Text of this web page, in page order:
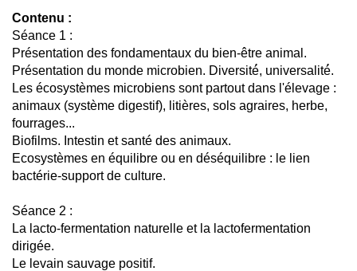
Contenu :
Séance 1 :
Présentation des fondamentaux du bien-être animal.
Présentation du monde microbien. Diversité́, universalité́.
Les écosystèmes microbiens sont partout dans l'élevage :
animaux (système digestif), litières, sols agraires, herbe,
fourrages...
Biofilms. Intestin et santé des animaux.
Ecosystèmes en équilibre ou en déséquilibre : le lien
bactérie-support de culture.
Séance 2 :
La lacto-fermentation naturelle et la lactofermentation
dirigée.
Le levain sauvage positif.